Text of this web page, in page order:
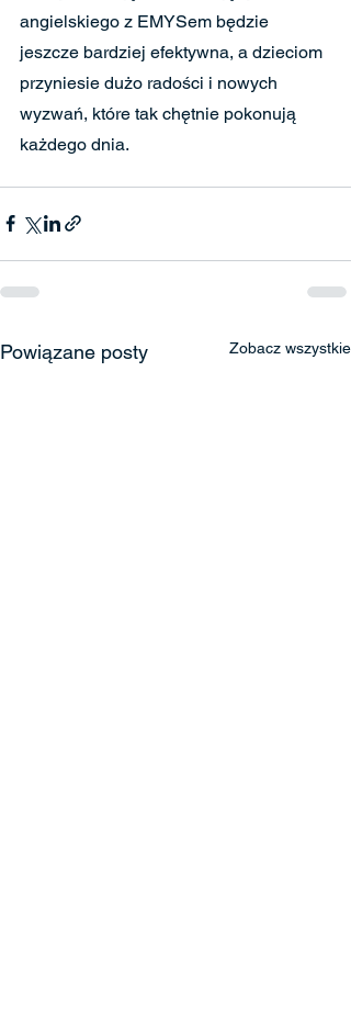
angielskiego z EMYSem będzie
jeszcze bardziej efektywna, a dzieciom
przyniesie dużo radości i nowych
wyzwań, które tak chętnie pokonują
każdego dnia.
Powiązane posty Zobacz wszystkie